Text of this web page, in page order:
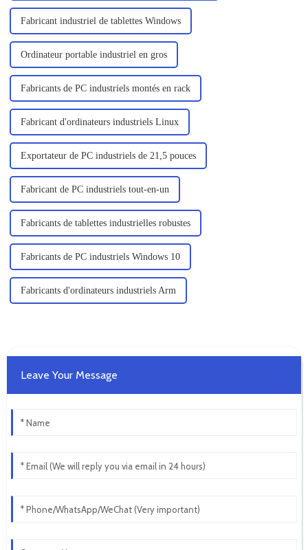
Fabricant industriel de tablettes Windows
Ordinateur portable industriel en gros
Fabricants de PC industriels montés en rack
Fabricant d'ordinateurs industriels Linux
Exportateur de PC industriels de 21,5 pouces
Fabricant de PC industriels tout-en-un
Fabricants de tablettes industrielles robustes
Fabricants de PC industriels Windows 10
Fabricants d'ordinateurs industriels Arm
Leave Your Message